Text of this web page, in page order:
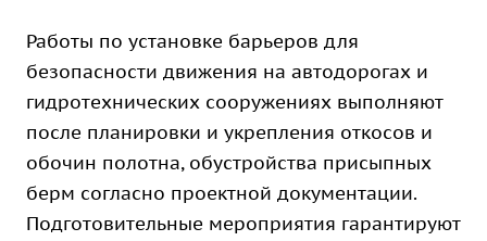
Работы по установке барьеров для
безопасности движения на автодорогах и
гидротехнических сооружениях выполняют
после планировки и укрепления откосов и
обочин полотна, обустройства присыпных
берм согласно проектной документации.
Подготовительные мероприятия гарантируют